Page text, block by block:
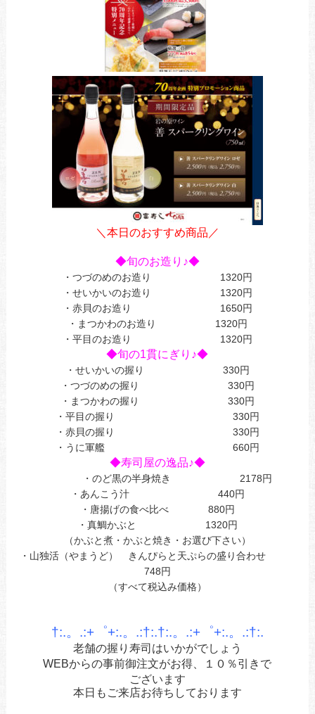
＼本日のおすすめ商品／
◆旬のお造り♪◆
・つづのめのお造り 1320円
・せいかいのお造り 1320円
・赤貝のお造り 1650円
・まつかわのお造り 1320円
・平目のお造り 1320円
◆旬の1貫にぎり♪◆
・せいかいの握り 330円
・つづのめの握り 330円
・まつかわの握り 330円
・平目の握り 330円
・赤貝の握り 330円
・うに軍艦 660円
◆寿司屋の逸品♪◆
・のど黒の半身焼き 2178円
・あんこう汁 440円
・唐揚げの食べ比べ 880円
・真鯛かぶと 1320円
（かぶと煮・かぶと焼き・お選び下さい）
・山独活（やまうど） きんぴらと天ぷらの盛り合わせ
748円
（すべて税込み価格）
†:.。.:+゜+:.。.:†:.†:.。.:+゜+:.。.:†:.
老舗の握り寿司はいかがでしょう
WEBからの事前御注文がお得、１０％引きで
ございます
本日もご来店お待ちしております